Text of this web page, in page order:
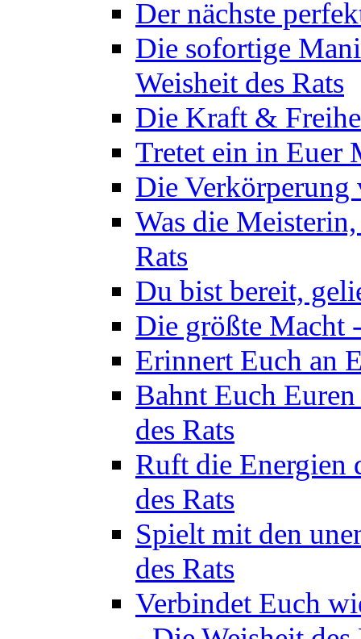
Der nächste
Die sofortige
Weisheit des Rats
Die Kraft &
Tretet ein in Euer
Die Verkörperung
Was die
Rats
Du bist bereit,
Die größte Macht
Erinnert Euch an
Bahnt Euch
des Rats
Ruft die Energien
des Rats
Spielt mit den
des Rats
Verbindet Euch